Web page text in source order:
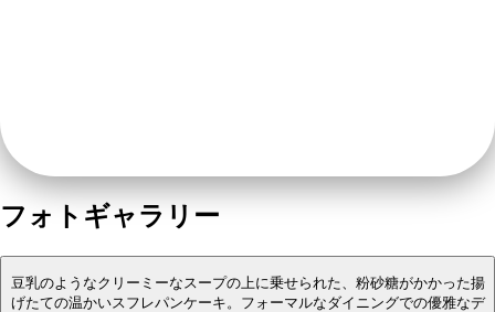
フォトギャラリー
豆乳のようなクリーミーなスープの上に乗せられた、粉砂糖がかかった揚
げたての温かいスフレパンケーキ。フォーマルなダイニングでの優雅なデ